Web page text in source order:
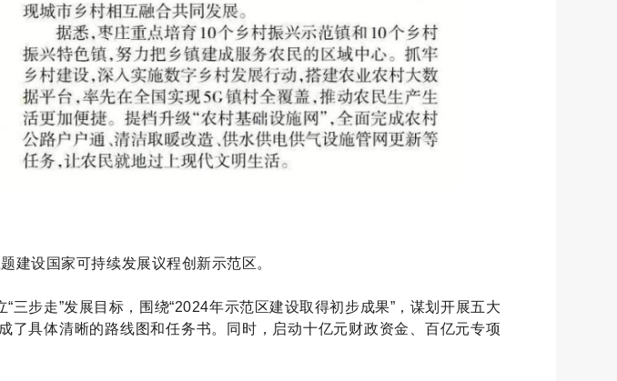
建设国家可持续发展议程创新示范区。
步走”发展目标，围绕“2024年示范区建设取得初步成果”，谋划开展五大
具体清晰的路线图和任务书。同时，启动十亿元财政资金、百亿元专项